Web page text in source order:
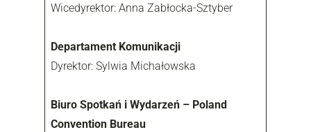
Wicedyrektor: Anna Zabłocka-Sztyber
Departament Komunikacji
Dyrektor: Sylwia Michałowska
Biuro Spotkań i Wydarzeń – Poland
Convention Bureau